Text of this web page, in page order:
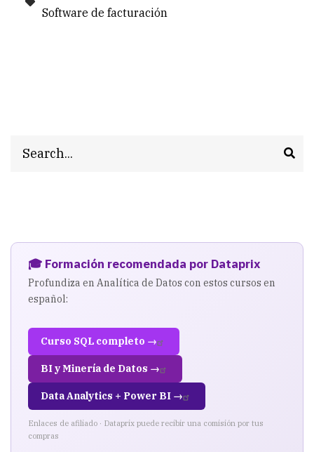
Software de facturación
🎓 Formación recomendada por Dataprix
Profundiza en Analítica de Datos con estos cursos en
español:
Curso SQL completo →
BI y Minería de Datos →
Data Analytics + Power BI →
Enlaces de afiliado · Dataprix puede recibir una comisión por tus
compras